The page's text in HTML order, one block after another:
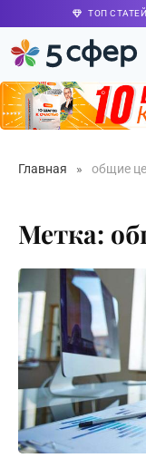
ТОП СТАТЕЙ
Главная » общие
Метка: